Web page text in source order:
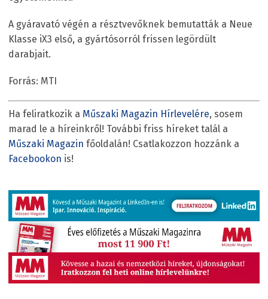
A gyáravató végén a résztvevőknek bemutatták a Neue
Klasse iX3 első, a gyártósorról frissen legördült
darabjait.
Forrás: MTI
Ha feliratkozik a Műszaki Magazin Hírlevelére, sosem
marad le a híreinkről! További friss híreket talál a
Műszaki Magazin főoldalán! Csatlakozzon hozzánk a
Facebookon is!